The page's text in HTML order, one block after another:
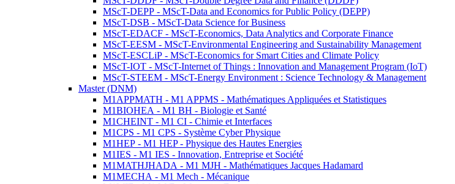
MScT-DEPP - MScT-Data and Economics for Public Policy (DEPP)
MScT-DSB - MScT-Data Science for Business
MScT-EDACF - MScT-Economics, Data Analytics and Corporate Finance
MScT-EESM - MScT-Environmental Engineering and Sustainability Management
MScT-ESCLiP - MScT-Economics for Smart Cities and Climate Policy
MScT-IOT - MScT-Internet of Things : Innovation and Management Program (IoT)
MScT-STEEM - MScT-Energy Environment : Science Technology & Management
Master (DNM)
M1APPMATH - M1 APPMS - Mathématiques Appliquées et Statistiques
M1BIOHEA - M1 BH - Biologie et Santé
M1CHEINT - M1 CI - Chimie et Interfaces
M1CPS - M1 CPS - Système Cyber Physique
M1HEP - M1 HEP - Physique des Hautes Energies
M1IES - M1 IES - Innovation, Entreprise et Société
M1MATHJHADA - M1 MJH - Mathématiques Jacques Hadamard
M1MECHA - M1 Mech - Mécanique